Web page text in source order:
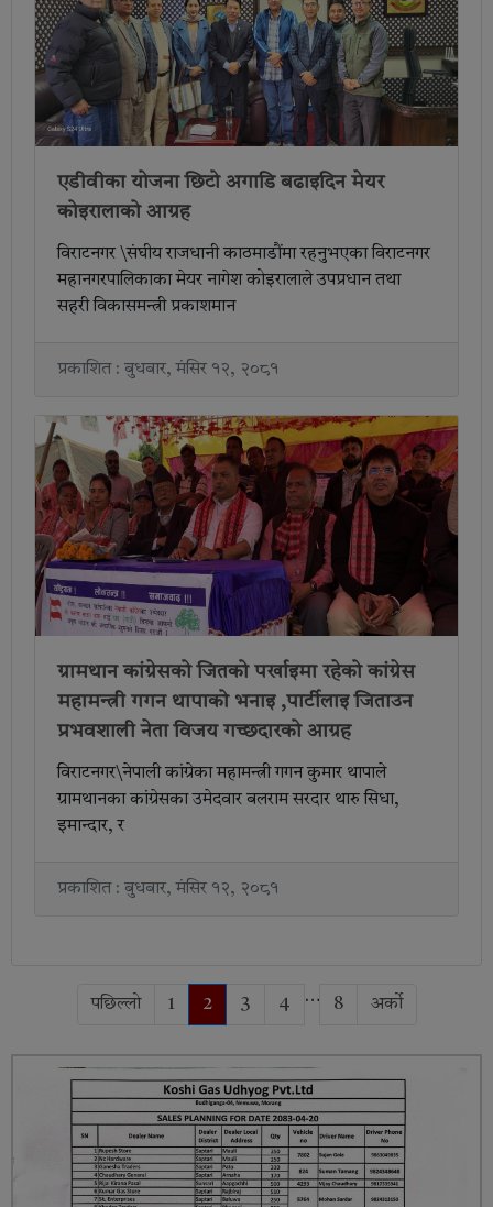
एडीवीका योजना छिटो अगाडि बढाइदिन मेयर
कोइरालाको आग्रह
विराटनगर \संघीय राजधानी काठमाडौंमा रहनुभएका विराटनगर
महानगरपालिकाका मेयर नागेश कोइरालाले उपप्रधान तथा
सहरी विकासमन्त्री प्रकाशमान
प्रकाशित : बुधबार, मंसिर १२, २०८१
ग्रामथान कांग्रेसको जितको पर्खाइमा रहेको कांग्रेस
महामन्त्री गगन थापाको भनाइ ,पार्टीलाइ जिताउन
प्रभवशाली नेता विजय गच्छदारको आग्रह
विराटनगर\नेपाली कांग्रेका महामन्त्री गगन कुमार थापाले
ग्रामथानका कांग्रेसका उमेदवार बलराम सरदार थारु सिधा,
इमान्दार, र
प्रकाशित : बुधबार, मंसिर १२, २०८१
पछिल्लो 1 2 3 4 … 8 अर्को